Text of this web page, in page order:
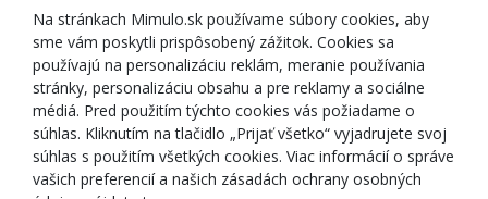
Zľavové kupóny
Blog
O predajcovi
Mimulo.sk
Obchodné podmienky
Ochrana osobných údajov GDPR
Na stránkach Mimulo.sk používame súbory cookies, aby
sme vám poskytli prispôsobený zážitok. Cookies sa
používajú na personalizáciu reklám, meranie používania
stránky, personalizáciu obsahu a pre reklamy a sociálne
médiá. Pred použitím týchto cookies vás požiadame o
súhlas. Kliknutím na tlačidlo „Prijať všetko“ vyjadrujete svoj
súhlas s použitím všetkých cookies. Viac informácií o správe
vašich preferencií a našich zásadách ochrany osobných